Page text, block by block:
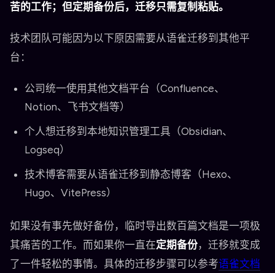
苦的工作；但定期备份后，迁移只需复制粘贴。
技术团队可能因为以下原因需要从语雀迁移到其他平
台：
公司统一使用其他文档平台（Confluence、
Notion、飞书文档等）
个人想迁移到本地知识管理工具（Obsidian、
Logseq）
技术博客需要从语雀迁移到静态博客（Hexo、
Hugo、VitePress）
如果没有事先做好备份，临时导出数百篇文档是一项极
其痛苦的工作。而如果你一直在定期备份，迁移就变成
了一件轻松的事情。具体的迁移步骤可以参考语雀文档